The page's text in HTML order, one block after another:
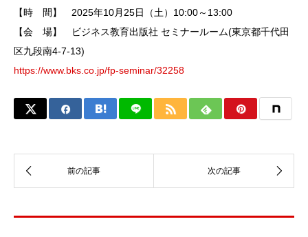
【時 間】 2025年10月25日（土）10:00～13:00
【会 場】 ビジネス教育出版社 セミナールーム(東京都千代田
区九段南4-7-13)
https://www.bks.co.jp/fp-seminar/32258